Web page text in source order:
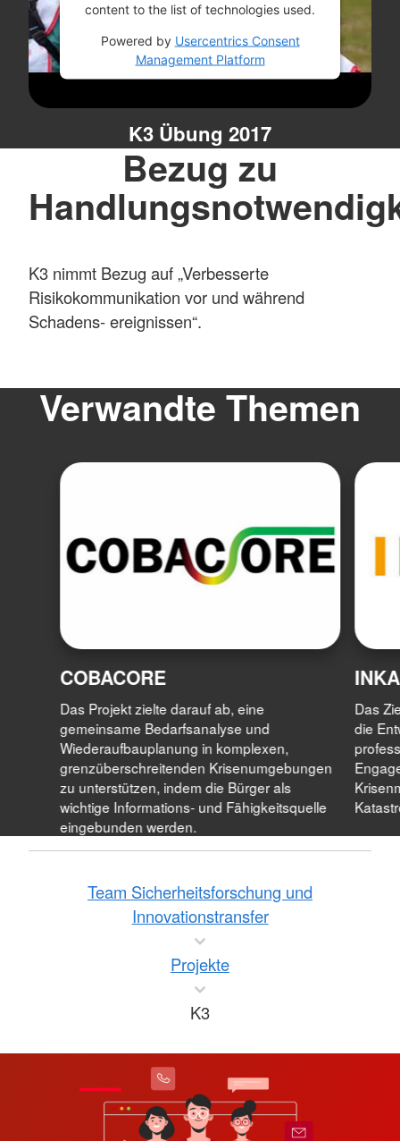
content to the list of technologies used.
Powered by Usercentrics Consent
Management Platform
K3 Übung 2017
Bezug zu
K3 nimmt Bezug auf „Verbesserte
Risikokommunikation vor und während
Schadens- ereignissen“.
Verwandte Themen
COBACORE
Das Projekt zielte darauf ab, eine
gemeinsame Bedarfsanalyse und
Wiederaufbauplanung in komplexen,
grenzüberschreitenden Krisenumgebungen
zu unterstützen, indem die Bürger als
wichtige Informations- und Fähigkeitsquelle
eingebunden werden.
INKA
Das
die
Team Sicherheitsforschung und
Innovationstransfer
Projekte
K3